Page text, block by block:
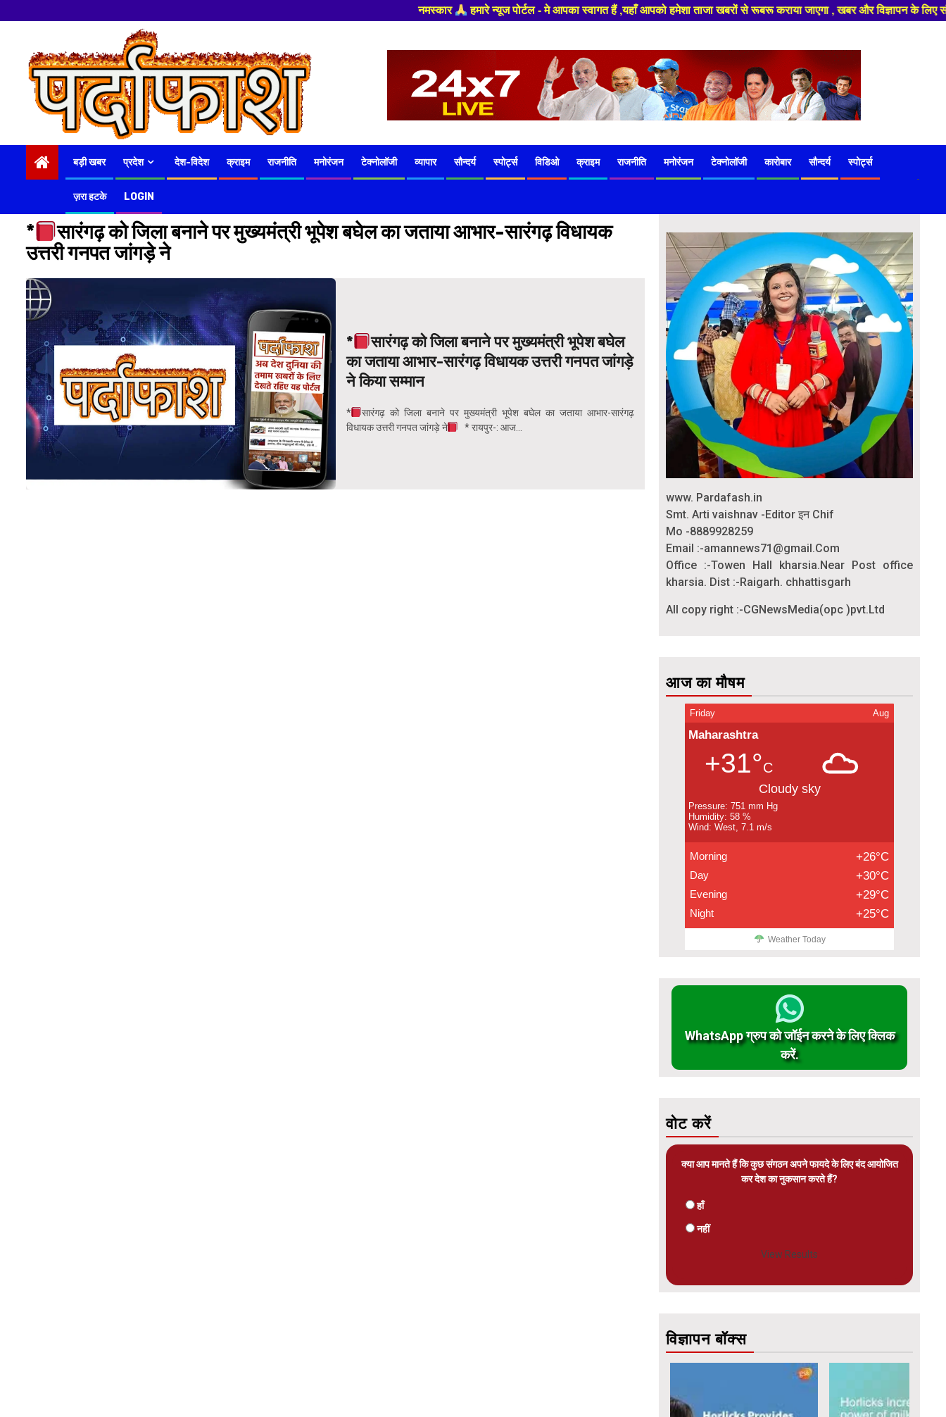
हमारे न्यूज पोर्टल - मे आपका स्वागत हैं ,यहाँ आपको हमेशा ताजा खबरों से रूबरू कराया जाएगा , खबर और विज्ञापन के लिए संपर्क करे +91
content
बड़ी खबर प्रदेश देश-विदेश क्राइम राजनीति मनोरंजन टेक्नोलॉजी व्यापार सौन्दर्य स्पोर्ट्स विडिओ क्राइम राजनीति मनोरंजन टेक्नोलॉजी कारोबार सौन्दर्य स्पोर्ट्स
ज़रा हटके LOGIN
-
*
सारंगढ़ को जिला बनाने पर मुख्यमंत्री भूपेश बघेल का जताया आभार-सारंगढ़ विधायक
उत्तरी गनपत जांगड़े ने
*
सारंगढ़ को जिला बनाने पर मुख्यमंत्री भूपेश बघेल
का जताया आभार-सारंगढ़ विधायक उत्तरी गनपत जांगड़े
ने किया सम्मान
*
सारंगढ़ को जिला बनाने पर मुख्यमंत्री भूपेश बघेल का जताया आभार-सारंगढ़
विधायक उत्तरी गनपत जांगड़े ने
* रायपुर-: आज...
www. Pardafash.in
Smt. Arti vaishnav -Editor इन Chif
Mo -8889928259
Email :-amannews71@gmail.Com
Office :-Towen Hall kharsia.Near Post office
kharsia. Dist :-Raigarh. chhattisgarh
All copy right :-CGNewsMedia(opc )pvt.Ltd
आज का मौषम
Friday Aug
Maharashtra
+31°C
Cloudy sky
Pressure: 751 mm Hg
Humidity: 58 %
Wind: West, 7.1 m/s
Morning +26°C
Day +30°C
Evening +29°C
Night +25°C
Weather Today
WhatsApp ग्रुप को जॉईन करने के लिए क्लिक
करें.
वोट करें
क्या आप मानते हैं कि कुछ संगठन अपने फायदे के लिए बंद आयोजित
कर देश का नुकसान करते हैं?
हाँ
नहीं
View Results
विज्ञापन बॉक्स